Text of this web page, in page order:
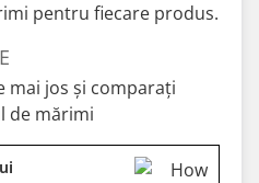
pentru fiecare produs.
jos și comparați
de mărimi